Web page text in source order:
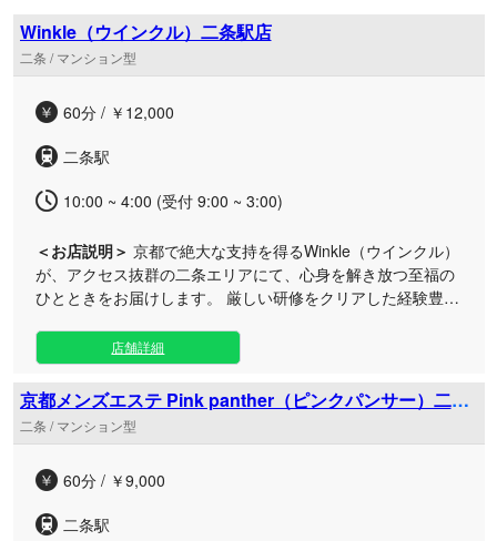
境を整えております。 当店自慢のオイルトリートメントは、
セラピストがお疲れの部位に合わせた細やかな施術を行い、
お体だけでなく心まで解きほぐす丁寧なおもてなしが強みで
日常を忘れて心身ともにリフレッシュできる特別な時間をお
Winkle（ウインクル）二条駅店
二条 / マンション型
60分 / ￥12,000
二条駅
10:00 ~ 4:00 (受付 9:00 ~ 3:00)
＜お店説明＞ 京都で絶大な支持を得るWinkle（ウインクル）
が、アクセス抜群の二条エリアにて、心身を解き放つ至福の
ひとときをお届けします。 厳しい研修をクリアした経験豊富
ーションが当店の自慢です。静かに癒やされたい大人の方
や、日々の仕事でお疲れのビジネスマンの方に最適な、完全
個室のプライベート空間をご用意いたしました。 二条駅から
すぐの落ち着いたルームで、お仕事帰りや休日のリフレッシ
ュなど、ご都合の良い時間帯に極上のメンズエステをご堪能
で、体だけでなく心まで満たされる特別な時間をお過ごしく
店舗詳細
京都メンズエステ Pink panther（ピンクパンサー）二条
駅店
二条 / マンション型
60分 / ￥9,000
二条駅